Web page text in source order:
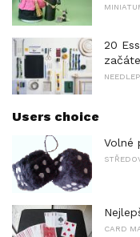
20
Users choice
Volné
CARD